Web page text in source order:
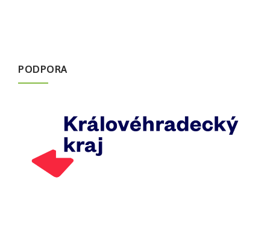
PODPORA